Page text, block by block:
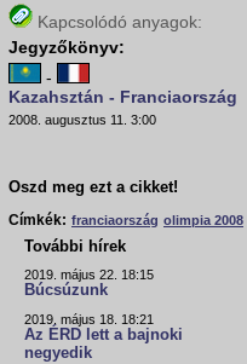
Kapcsolódó anyagok:
Jegyzőkönyv:
-
Kazahsztán - Franciaország
2008. augusztus 11. 3:00
Oszd meg ezt a cikket!
Címkék: franciaország olimpia 2008
További hírek
2019. május 22. 18:15
Búcsúzunk
2019. május 18. 18:21
Az ÉRD lett a bajnoki
negyedik